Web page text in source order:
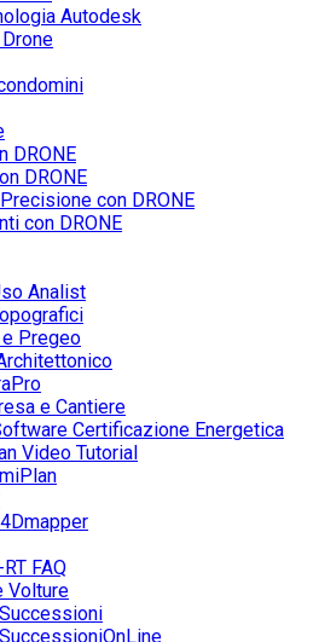
Autodesk
DRONE
DRONE
con DRONE
con DRONE
Analist
Pregeo
e Cantiere
Certificazione Energetica
Video Tutorial
FAQ
Volture